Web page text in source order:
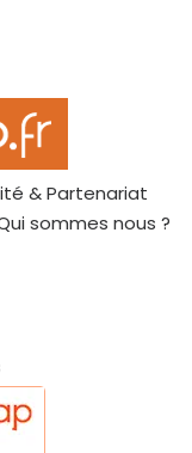
& Partenariat
sommes nous ?